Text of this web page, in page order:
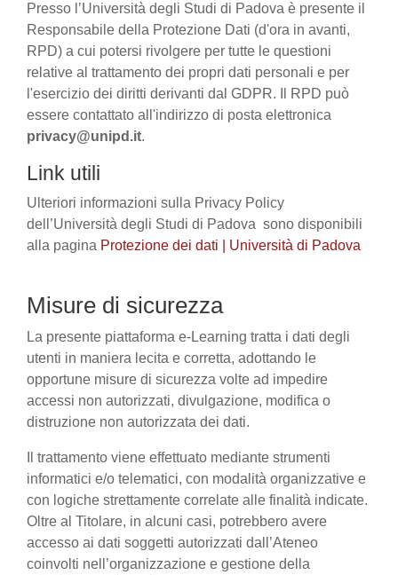
Presso l’Università degli Studi di Padova è presente il
Responsabile della Protezione Dati (d'ora in avanti,
RPD) a cui potersi rivolgere per tutte le questioni
relative al trattamento dei propri dati personali e per
l'esercizio dei diritti derivanti dal GDPR. Il RPD può
essere contattato all'indirizzo di posta elettronica
privacy@unipd.it.
Link utili
Ulteriori informazioni sulla Privacy Policy
dell’Università degli Studi di Padova sono disponibili
alla pagina Protezione dei dati | Università di Padova
Misure di sicurezza
La presente piattaforma e-Learning tratta i dati degli
utenti in maniera lecita e corretta, adottando le
opportune misure di sicurezza volte ad impedire
accessi non autorizzati, divulgazione, modifica o
distruzione non autorizzata dei dati.
Il trattamento viene effettuato mediante strumenti
informatici e/o telematici, con modalità organizzative e
con logiche strettamente correlate alle finalità indicate.
Oltre al Titolare, in alcuni casi, potrebbero avere
accesso ai dati soggetti autorizzati dall’Ateneo
coinvolti nell’organizzazione e gestione della